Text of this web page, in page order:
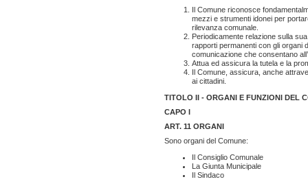
Il Comune riconosce
mezzi e strumenti idonei per
rilevanza comunale.
Periodicamente relazione sulla
rapporti permanenti con gli organi
comunicazione che consentano
Attua ed assicura la tutela e la
Il Comune, assicura, anche
ai cittadini.
TITOLO II - ORGANI E FUNZIONI DEL
CAPO I
ART. 11 ORGANI
Sono organi del Comune:
Il Consiglio Comunale
La Giunta Municipale
Il Sindaco